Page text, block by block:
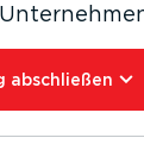
abschließen⁠